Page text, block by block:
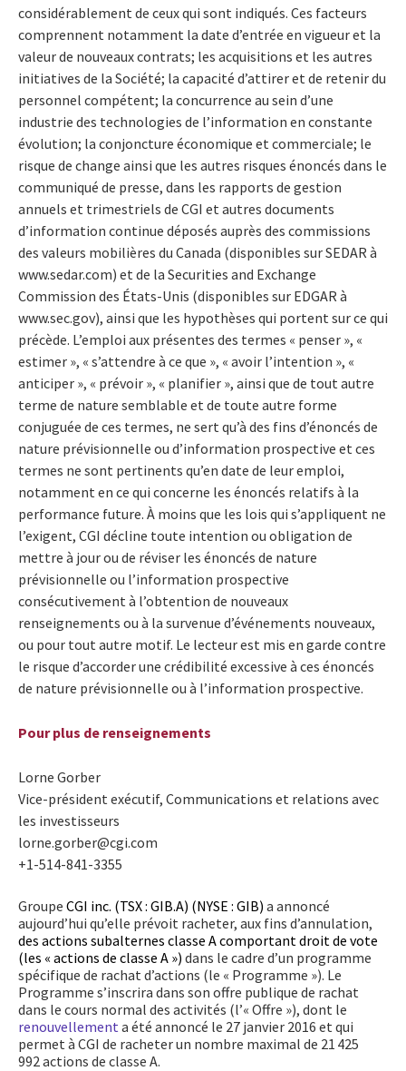
considérablement de ceux qui sont indiqués. Ces facteurs
comprennent notamment la date d’entrée en vigueur et la
valeur de nouveaux contrats; les acquisitions et les autres
initiatives de la Société; la capacité d’attirer et de retenir du
personnel compétent; la concurrence au sein d’une
industrie des technologies de l’information en constante
évolution; la conjoncture économique et commerciale; le
risque de change ainsi que les autres risques énoncés dans le
communiqué de presse, dans les rapports de gestion
annuels et trimestriels de CGI et autres documents
d’information continue déposés auprès des commissions
des valeurs mobilières du Canada (disponibles sur SEDAR à
www.sedar.com) et de la Securities and Exchange
Commission des États-Unis (disponibles sur EDGAR à
www.sec.gov), ainsi que les hypothèses qui portent sur ce qui
précède. L’emploi aux présentes des termes « penser », «
estimer », « s’attendre à ce que », « avoir l’intention », «
anticiper », « prévoir », « planifier », ainsi que de tout autre
terme de nature semblable et de toute autre forme
conjuguée de ces termes, ne sert qu’à des fins d’énoncés de
nature prévisionnelle ou d’information prospective et ces
termes ne sont pertinents qu’en date de leur emploi,
notamment en ce qui concerne les énoncés relatifs à la
performance future. À moins que les lois qui s’appliquent ne
l’exigent, CGI décline toute intention ou obligation de
mettre à jour ou de réviser les énoncés de nature
prévisionnelle ou l’information prospective
consécutivement à l’obtention de nouveaux
renseignements ou à la survenue d’événements nouveaux,
ou pour tout autre motif. Le lecteur est mis en garde contre
le risque d’accorder une crédibilité excessive à ces énoncés
de nature prévisionnelle ou à l’information prospective.
Pour plus de renseignements
Lorne Gorber
Vice-président exécutif, Communications et relations avec
les investisseurs
lorne.gorber@cgi.com
+1-514-841-3355
Groupe CGI inc. (TSX : GIB.A) (NYSE : GIB) a annoncé
aujourd’hui qu’elle prévoit racheter, aux fins d’annulation,
des actions subalternes classe A comportant droit de vote
(les « actions de classe A ») dans le cadre d’un programme
spécifique de rachat d’actions (le « Programme »). Le
Programme s’inscrira dans son offre publique de rachat
dans le cours normal des activités (l’« Offre »), dont le
renouvellement a été annoncé le 27 janvier 2016 et qui
permet à CGI de racheter un nombre maximal de 21 425
992 actions de classe A.